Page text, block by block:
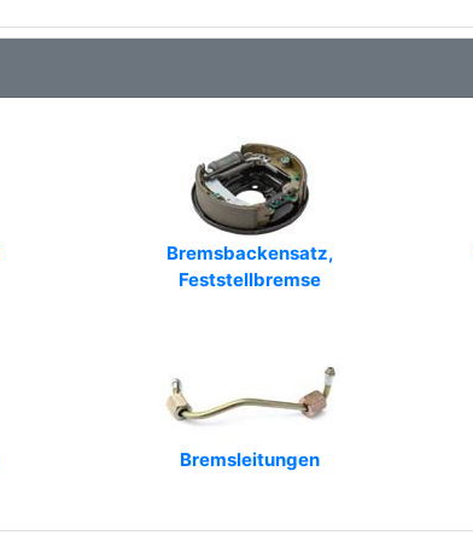
Bremsbackensatz,
Feststellbremse
Bremsleitungen